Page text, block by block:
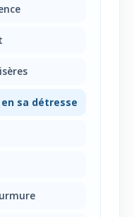
sa détresse